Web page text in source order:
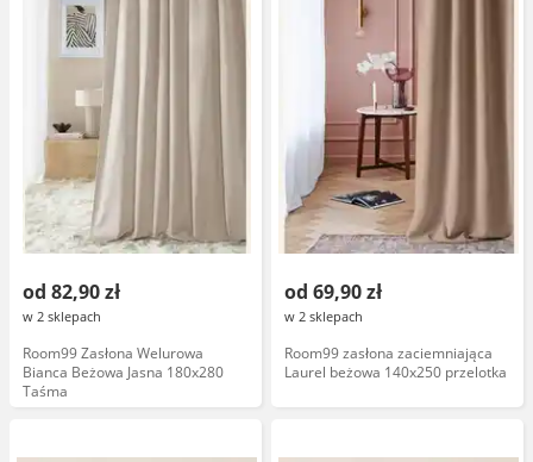
od 82,90 zł
w 2 sklepach
Room99 Zasłona Welurowa
Bianca Beżowa Jasna 180x280
Taśma
od 69,90 zł
w 2 sklepach
Room99 zasłona zaciemniająca
Laurel beżowa 140x250 przelotka